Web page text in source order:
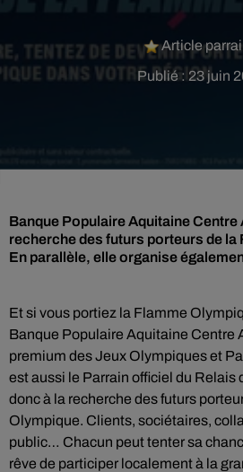
Publié : 23 juin
Article
Banque Populaire Aquitaine Centre
recherche des futurs porteurs de la
En parallèle, elle organise
Et si vous portiez la Flamme
Banque Populaire Aquitaine Centre
premium des Jeux Olympiques et
est aussi le Parrain officiel du Relais
donc à la recherche des futurs
Olympique. Clients, sociétaires,
public… Chacun peut tenter sa
rêve de participer localement à la